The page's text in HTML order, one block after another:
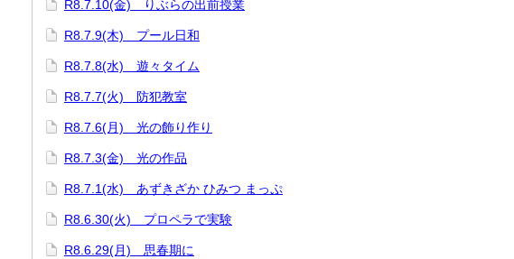
R8.7.10(金) りぶらの出前授業
R8.7.9(木) プール日和
R8.7.8(水) 遊々タイム
R8.7.7(火) 防犯教室
R8.7.6(月) 光の飾り作り
R8.7.3(金) 光の作品
R8.7.1(水) あずきざか ひみつ まっぷ
R8.6.30(火) プロペラで実験
R8.6.29(月) 思春期に